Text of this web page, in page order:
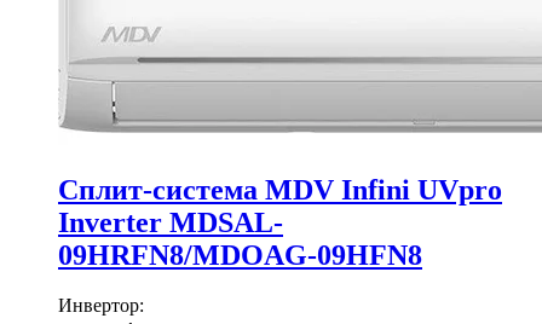
Сплит-система MDV Infini UVpro
Inverter MDSAL-
09HRFN8/MDOAG-09HFN8
Инвертор: